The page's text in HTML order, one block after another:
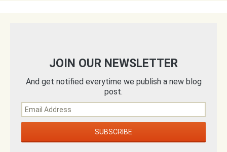
JOIN OUR NEWSLETTER
And get notified everytime we publish a new blog
post.